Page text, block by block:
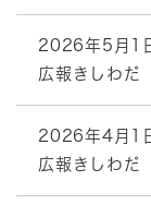
2026年5月1
広報きしわ
2026年4月1
広報きしわ